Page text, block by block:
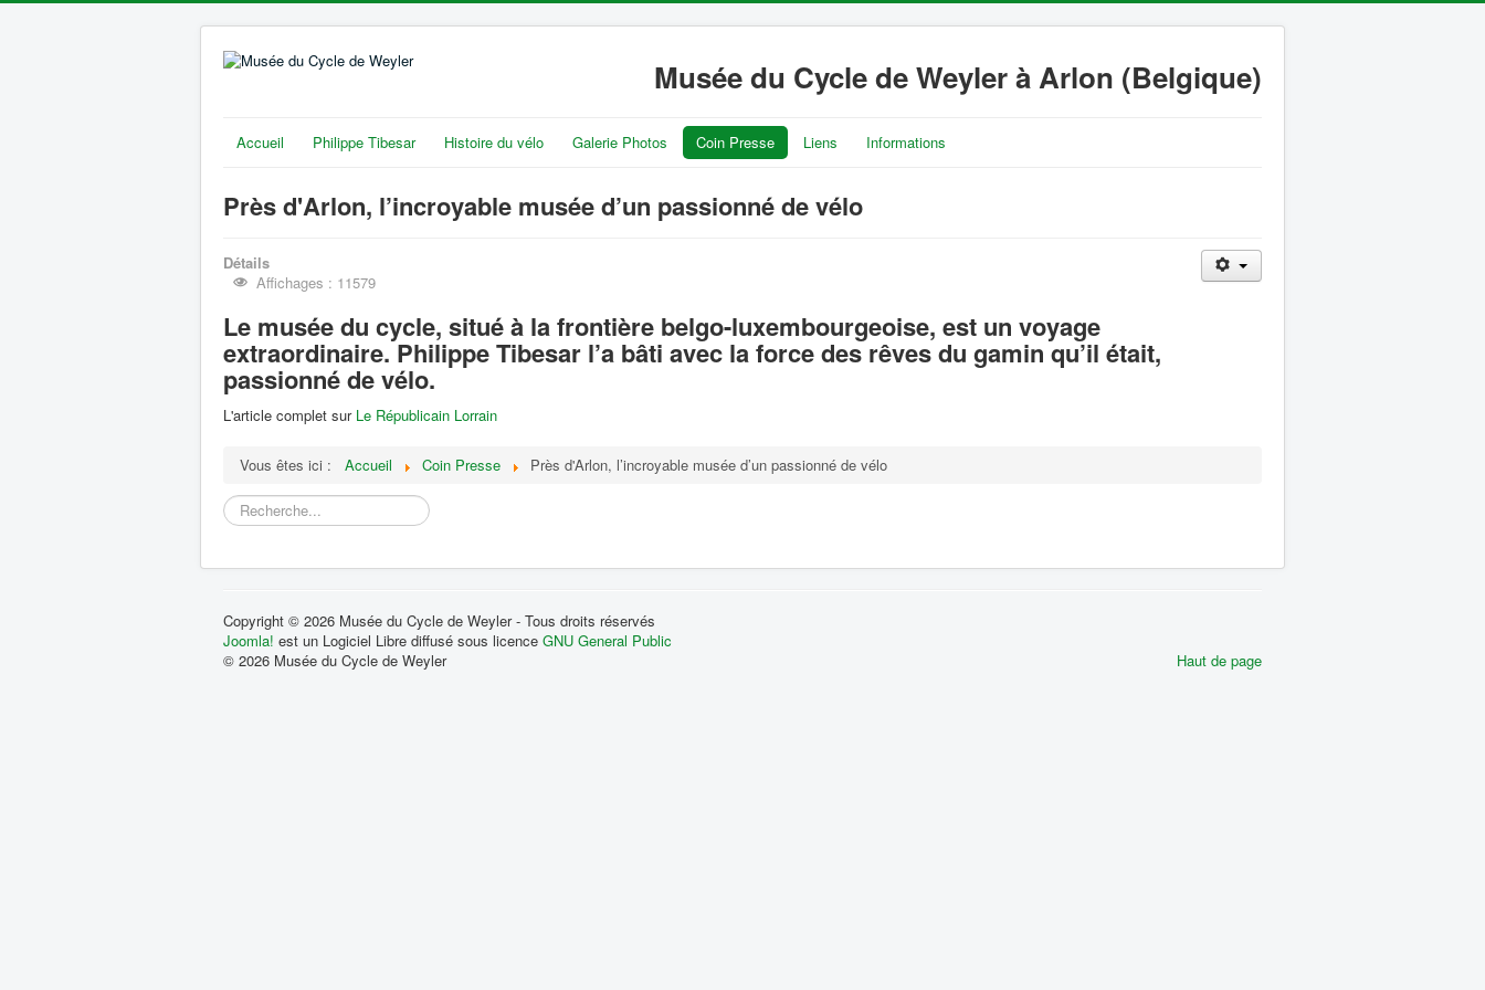
Musée du Cycle de Weyler à Arlon (Belgique)
Accueil Philippe Tibesar Histoire du vélo Galerie Photos Coin Presse Liens Informations
Près d'Arlon, l’incroyable musée d’un passionné de vélo
Détails
Affichages : 11579
Le musée du cycle, situé à la frontière belgo-luxembourgeoise, est un voyage
extraordinaire. Philippe Tibesar l’a bâti avec la force des rêves du gamin qu’il était,
passionné de vélo.
L'article complet sur Le Républicain Lorrain
Vous êtes ici : Accueil Coin Presse
Près d'Arlon, l’incroyable musée d’un passionné de vélo
Rechercher
Copyright © 2026 Musée du Cycle de Weyler - Tous droits réservés
Joomla! est un Logiciel Libre diffusé sous licence GNU General Public
Haut de page
© 2026 Musée du Cycle de Weyler